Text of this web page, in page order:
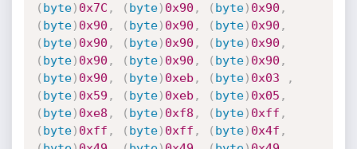
( byte) 0x7C , ( byte) 0x90 , ( byte) 0x90 ,
( byte) 0x90 , ( byte) 0x90 , ( byte) 0x90 ,
( byte) 0x90 , ( byte) 0x90 , ( byte) 0x90 ,
( byte) 0x90 , ( byte) 0x90 , ( byte) 0x90 ,
( byte) 0x90 , ( byte) 0xeb , ( byte) 0x03
,
( byte) 0x59 , ( byte) 0xeb , ( byte) 0x05 ,
( byte) 0xe8 , ( byte) 0xf8 , ( byte) 0xff ,
( byte) 0xff , ( byte) 0xff , ( byte) 0x4f ,